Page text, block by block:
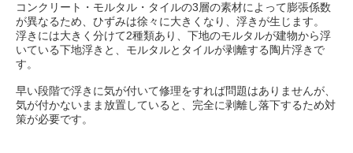
コンクリート・モルタル・タイルの3層の素材によって膨張係数
が異なるため、ひずみは徐々に大きくなり、浮きが生じます。
浮きには大きく分けて2種類あり、下地のモルタルが建物から浮
いている下地浮きと、モルタルとタイルが剥離する陶片浮きで
す。
早い段階で浮きに気が付いて修理をすれば問題はありませんが、
気が付かないまま放置していると、完全に剥離し落下するため対
策が必要です。